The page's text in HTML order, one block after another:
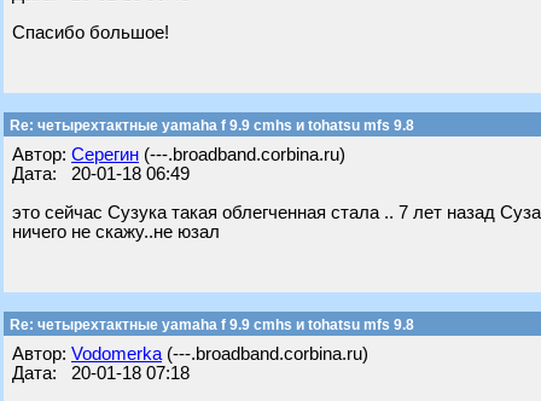
Спасибо большое!
Re: четырехтактные yamaha f 9.9 cmhs и tohatsu mfs 9.8
Автор: Серегин (---.broadband.corbina.ru)
Дата: 20-01-18 06:49
это сейчас Сузука такая облегченная стала .. 7 лет назад
ничего не скажу..не юзал
Re: четырехтактные yamaha f 9.9 cmhs и tohatsu mfs 9.8
Автор: Vodomerka (---.broadband.corbina.ru)
Дата: 20-01-18 07:18